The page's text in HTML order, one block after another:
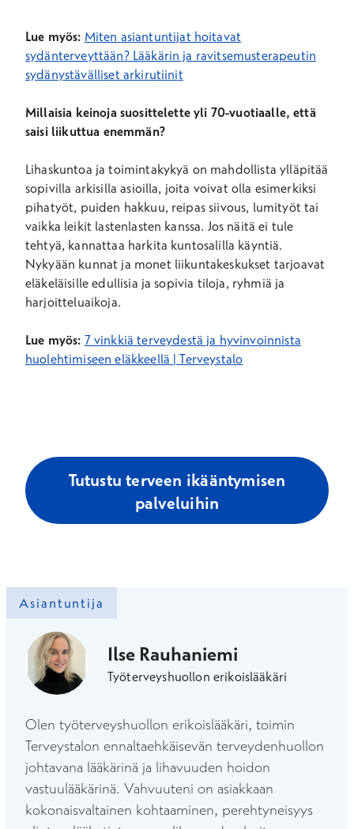
Lue myös: Miten asiantuntijat hoitavat
sydänterveyttään? Lääkärin ja ravitsemusterapeutin
sydänystävälliset arkirutiinit
Millaisia keinoja suosittelette yli 70-vuotiaalle, että
saisi liikuttua enemmän?
Lihaskuntoa ja toimintakykyä on mahdollista ylläpitää
sopivilla arkisilla asioilla, joita voivat olla esimerkiksi
pihatyöt, puiden hakkuu, reipas siivous, lumityöt tai
vaikka leikit lastenlasten kanssa. Jos näitä ei tule
tehtyä, kannattaa harkita kuntosalilla käyntiä.
Nykyään kunnat ja monet liikuntakeskukset tarjoavat
eläkeläisille edullisia ja sopivia tiloja, ryhmiä ja
harjoitteluaikoja.
Lue myös: 7 vinkkiä terveydestä ja hyvinvoinnista
huolehtimiseen eläkkeellä | Terveystalo
Tutustu terveen ikääntymisen
palveluihin
Asiantuntija
Ilse Rauhaniemi
Työterveyshuollon erikoislääkäri
Olen työterveyshuollon erikoislääkäri, toimin
Terveystalon ennaltaehkäisevän terveydenhuollon
johtavana lääkärinä ja lihavuuden hoidon
vastuulääkärinä. Vahvuuteni on asiakkaan
kokonaisvaltainen kohtaaminen, perehtyneisyys